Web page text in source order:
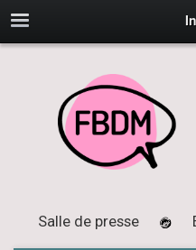
Salle de presse